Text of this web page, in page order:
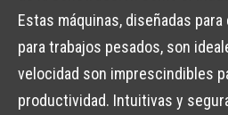
Estas máquinas, diseñadas
para trabajos pesados, son
velocidad son imprescindibles
productividad. Intuitivas y